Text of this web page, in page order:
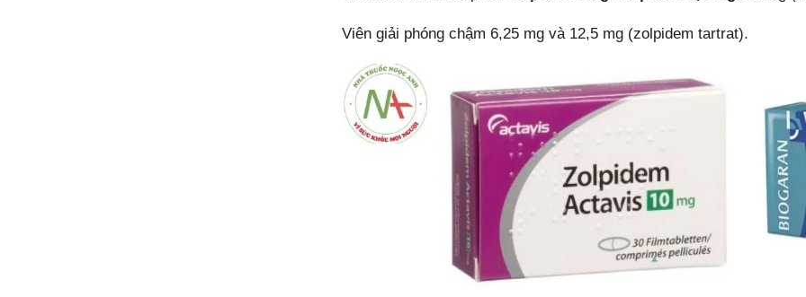
Viên giải phóng chậm 6,25 mg và 12,5 mg (zolpidem tartrat).